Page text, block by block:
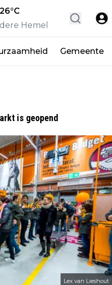
26°C
Hemel
Gemeente
is geopend
Lex van Lieshout